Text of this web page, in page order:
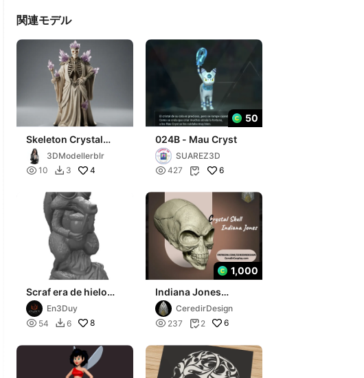
関連モデル
Skeleton Crystal
Monarch3DModellerblr
 10  3 4
50
024B - Mau Cryst
SUAREZ3D
 427  6
Scraf era de hielo
scan 3D 25cm
En3Duy
 54  6 8
1,000
Indiana Jones
Crystal Skull 3D
DIGITAL DOWNLOAD
CeredirDesign
 237  2 6